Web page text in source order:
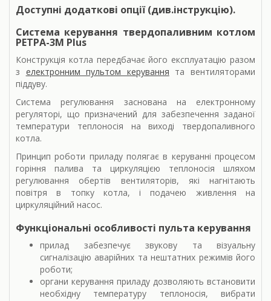
Доступні додаткові опції (див.інструкцію).
Система керування твердопаливним котлом
РЕТРА-3М Plus
Конструкція котла передбачає його експлуатацію разом
з електронним пультом керування та вентиляторами
піддуву.
Система регулювання заснована на електронному
регуляторі, що призначений для забезпечення заданої
температури теплоносія на виході твердопаливного
котла.
Принцип роботи приладу полягає в керуванні процесом
горіння палива та циркуляцією теплоносія шляхом
регулювання обертів вентиляторів, які нагнітають
повітря в топку котла, і подачею живлення на
циркуляційний насос.
Функціональні особливості пульта керування
прилад забезпечує звукову та візуальну
сигналізацію аварійних та нештатних режимів його
роботи;
органи керування приладу дозволяють встановити
необхідну температуру теплоносія, вибрати